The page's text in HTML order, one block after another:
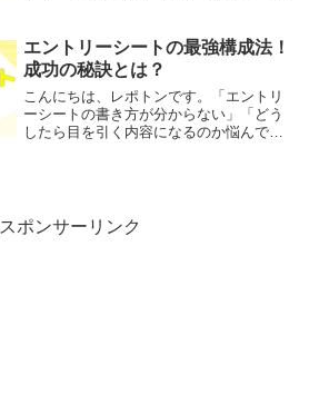
る方も多いかもしれません。そこで今回
は、広尾学園の...
エントリーシートの最強構成法！
成功の秘訣とは？
こんにちは、レポトンです。「エントリ
ーシートの書き方が分からない」「どう
したら目を引く内容になるのか悩んでい
スポンサーリンク